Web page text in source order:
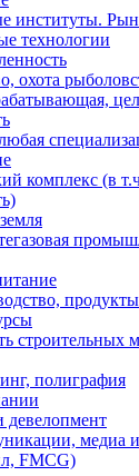
институты.
технологии
охота
комплекс (в
строительных
полиграфия
девелопмент
медиа
FMCG)